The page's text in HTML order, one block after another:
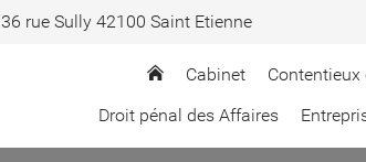
Cabinet
Droit pénal des Affaires
36 rue Sully 42100 Saint Etienne